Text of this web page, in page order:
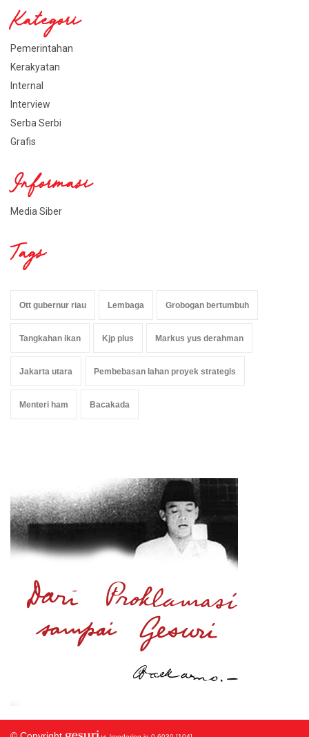
Kategori
Pemerintahan
Kerakyatan
Internal
Interview
Serba Serbi
Grafis
Informasi
Media Siber
Tags
Ott gubernur riau Lembaga Grobogan bertumbuh
Tangkahan ikan Kjp plus Markus yus derahman
Jakarta utara Pembebasan lahan proyek strategis
Menteri ham Bacakada